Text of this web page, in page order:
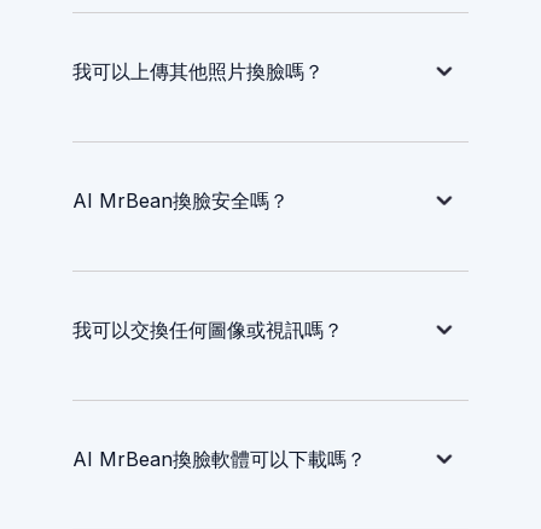
我可以上傳其他照片換臉嗎？
AI MrBean換臉安全嗎？
我可以交換任何圖像或視訊嗎？
AI MrBean換臉軟體可以下載嗎？